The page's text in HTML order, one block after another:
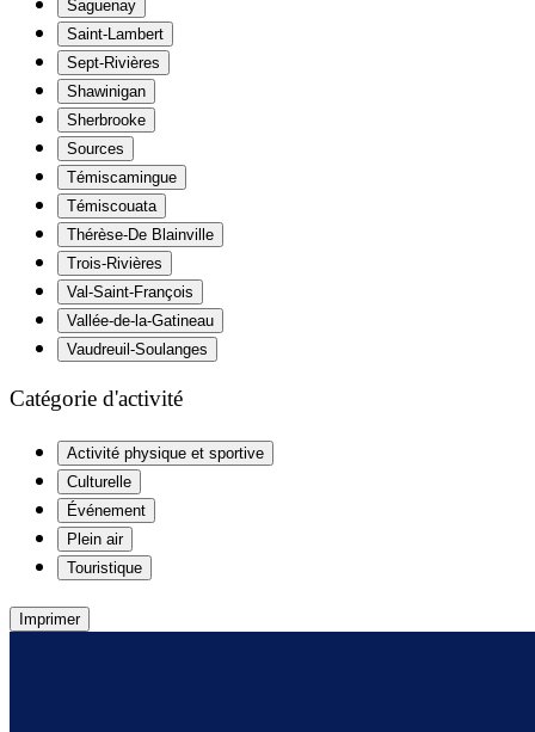
Saguenay
Saint-Lambert
Sept-Rivières
Shawinigan
Sherbrooke
Sources
Témiscamingue
Témiscouata
Thérèse-De Blainville
Trois-Rivières
Val-Saint-François
Vallée-de-la-Gatineau
Vaudreuil-Soulanges
Catégorie d'activité
Activité physique et sportive
Culturelle
Événement
Plein air
Touristique
Imprimer